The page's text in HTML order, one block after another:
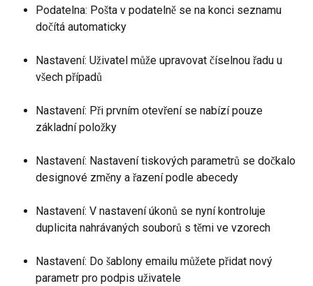
Podatelna: Pošta v podatelně se na konci seznamu
dočítá automaticky
Nastavení: Uživatel může upravovat číselnou řadu u
všech případů
Nastavení: Při prvním otevření se nabízí pouze
základní položky
Nastavení: Nastavení tiskových parametrů se dočkalo
designové změny a řazení podle abecedy
Nastavení: V nastavení úkonů se nyní kontroluje
duplicita nahrávaných souborů s těmi ve vzorech
Nastavení: Do šablony emailu můžete přidat nový
parametr pro podpis uživatele